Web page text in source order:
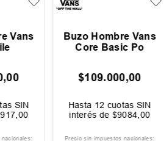
Rip Curl
$84
SIN
$4959,
nacionales:
Buzo Hombre
Capslab Los
29.999,00 $99
Hasta 12cuotas SIN
interés de$2500,
Precio sin impuestos nacionales: